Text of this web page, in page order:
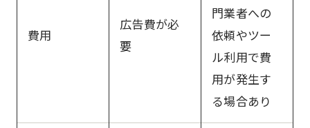
費用
広告費が必
要
門業者への
依頼やツー
ル利用で費
用が発生す
る場合あり